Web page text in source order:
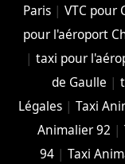
Paris |VTC pour
pour l'aéroport
|taxi pour
de Gaulle |
Légales| Taxi
Animalier 92 |
94| Taxi